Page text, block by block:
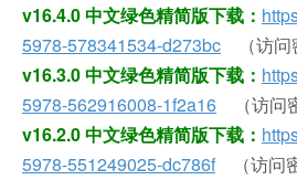
v16.4.0 中文绿色精简版下载：
5978-578341534-d273bc （访问
v16.3.0 中文绿色精简版下载：
5978-562916008-1f2a16 （访问
v16.2.0 中文绿色精简版下载：
5978-551249025-dc786f （访问